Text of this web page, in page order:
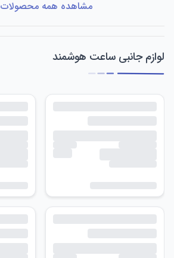
مشاهده همه محصولات
لوازم جانبی ساعت هوشمند